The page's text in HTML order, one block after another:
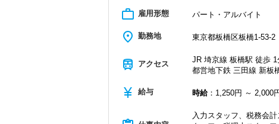
仕事の前に、所長が＜仕事と勉強を両立
（１０）＼充実／の福利厚生
＜とにかく時間が欲しい、試験直前！＞
勤務日数が減っても、周囲の人がサポー
在職中に税理士試験の科目合格をした場
会計科目 １科目あたり５，０００円
（３）コミュニケーション抜群の明るい仲間
２０代～５０代が１/４ずつ在籍する、バ
チームワークを大事にし、皆で楽しく働
チームの雰囲気を盛り上げてくれる明る
（４）休憩は業務の都合に合わせて取得可能
昼休み時間１時間は、業務の都合に合わ
ピークの時間帯をずらして静かに休憩を
（５）テレワーク環境
ご家庭の事情で、今日はテレワークで
work_outline 雇用形態 パート・アルバイト
place 勤務地 東京都板橋区板橋1-53-2
train アクセス
JR 埼京線 板橋駅 徒歩 1
都営地下鉄 三田線 新板
currency_yen 給与 時給：1,250円 ～ 2,000
入力スタッフ、税務会